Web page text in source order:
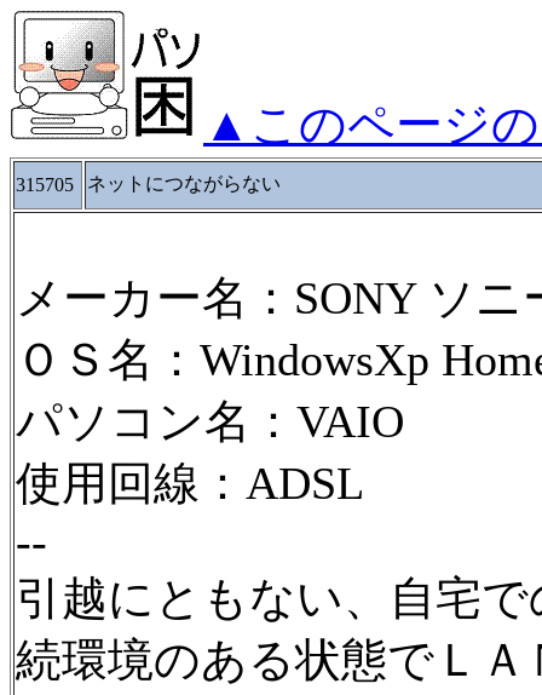
▲このページ
315705 ネットにつながらない
メーカー名：SONY ソニ
ＯＳ名：WindowsXp
パソコン名：VAIO
使用回線：ADSL
--
引越にともない、自宅
続環境のある状態でＬ